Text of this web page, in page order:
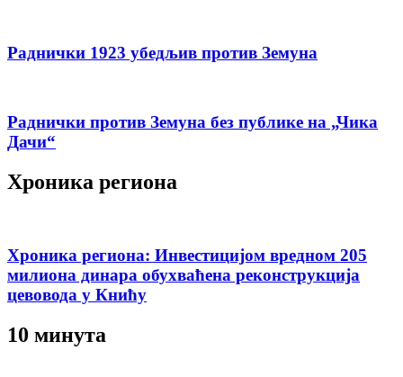
Раднички 1923 убедљив против Земуна
Раднички против Земуна без публике на „Чика
Дачи“
Хроника региона
Хроника региона: Инвестицијом вредном 205
милиона динара обухваћена реконструкција
цевовода у Книћу
10 минута